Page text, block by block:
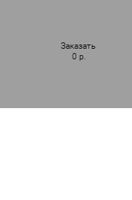
Заказать
0 р.